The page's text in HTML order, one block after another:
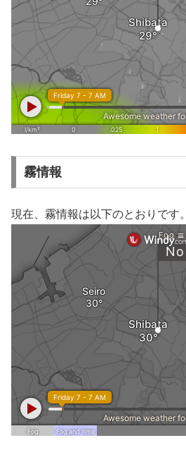
霧情報
現在、霧情報は以下のとおりです。